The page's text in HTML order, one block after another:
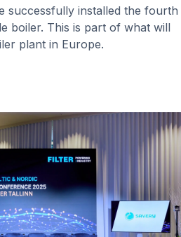
successfully installed the fourth
boiler. This is part of what will
plant in Europe.